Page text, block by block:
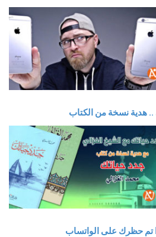
.. هدية نسخة من الكتاب
تم حظرك على الواتساب